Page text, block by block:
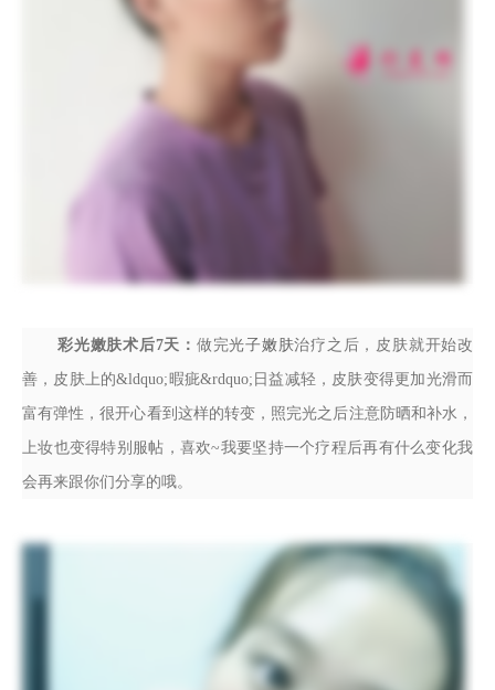
彩光嫩肤术后7天： 做完光子嫩肤治疗之后，皮肤就开始改
善，皮肤上的&ldquo;暇疵&rdquo;日益减轻，皮肤变得更加光滑而
富有弹性，很开心看到这样的转变，照完光之后注意防晒和补水，
上妆也变得特别服帖，喜欢~我要坚持一个疗程后再有什么变化我
会再来跟你们分享的哦。